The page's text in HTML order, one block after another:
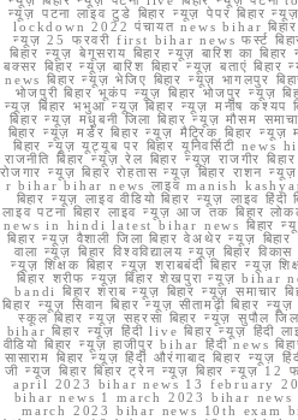
न्यूज़ पटना लाइव टुडे बिहार न्यूज़ पेपर बिहार
lockdown 2022 पंचायत news bihar बिहार
न्यूज़ 25 फरवरी first bihar news फर्स्ट
बिहार न्यूज़ बेगूसराय बिहार न्यूज़ बारिश का
बक्सर बिहार न्यूज़ बारिश बिहार न्यूज़ बताएं बिहार
news बिहार न्यूज़ भेजिए बिहार न्यूज़ भागलपुर
भोजपुरी बिहार भूकंप न्यूज़ बिहार भोजपुर न्यूज़
न्यूज़ बिहार भभुआ न्यूज़ बिहार न्यूज़ मनीष कश्यप
बिहार न्यूज़ मधुबनी जिला बिहार न्यूज़ मौसम
बिहार न्यूज़ मर्डर बिहार न्यूज़ मैट्रिक बिहार
बिहार न्यूज़ यूट्यूब पर बिहार यूनिवर्सिटी news
राजनीति बिहार न्यूज़ रेल बिहार न्यूज़ राजगीर
रोजगार न्यूज़ बिहार रोहतास न्यूज़ बिहार राशन
r bihar bihar news लाइव manish
बिहार न्यूज़ लाइव वीडियो बिहार न्यूज़ लाइव
लाइव पटना बिहार लाइव न्यूज़ आज तक बिहार
news in hindi latest bihar news बिहार न्यूज़
बिहार न्यूज़ वैशाली जिला बिहार वेअथेर न्यूज़ बिहार
वाला न्यूज़ बिहार विश्वविद्यालय न्यूज़ बिहार
न्यूज़ शिक्षक बिहार न्यूज़ शराबबंदी बिहार न्यूज़
बिहार शरीफ न्यूज़ बिहार शेखपुरा न्यूज़
bandi बिहार शराब न्यूज़ बिहार न्यूज़ समाचार
बिहार न्यूज़ सिवान बिहार न्यूज़ सीतामढ़ी बिहार
स्कूल बिहार न्यूज़ सहरसा बिहार न्यूज़ सुपौल
bihar बिहार न्यूज़ हिंदी live बिहार न्यूज़ हिंदी
वीडियो बिहार न्यूज़ हाजीपुर bihar हिंदी news
सासाराम बिहार न्यूज़ हिंदी औरंगाबाद बिहार न्यूज़
जी न्यूज बिहार बिहार ट्रेन न्यूज़ बिहार न्यूज़
april 2023 bihar news 13 february
bihar news 1 march 2023 bihar
march 2023 bihar news 10th exam